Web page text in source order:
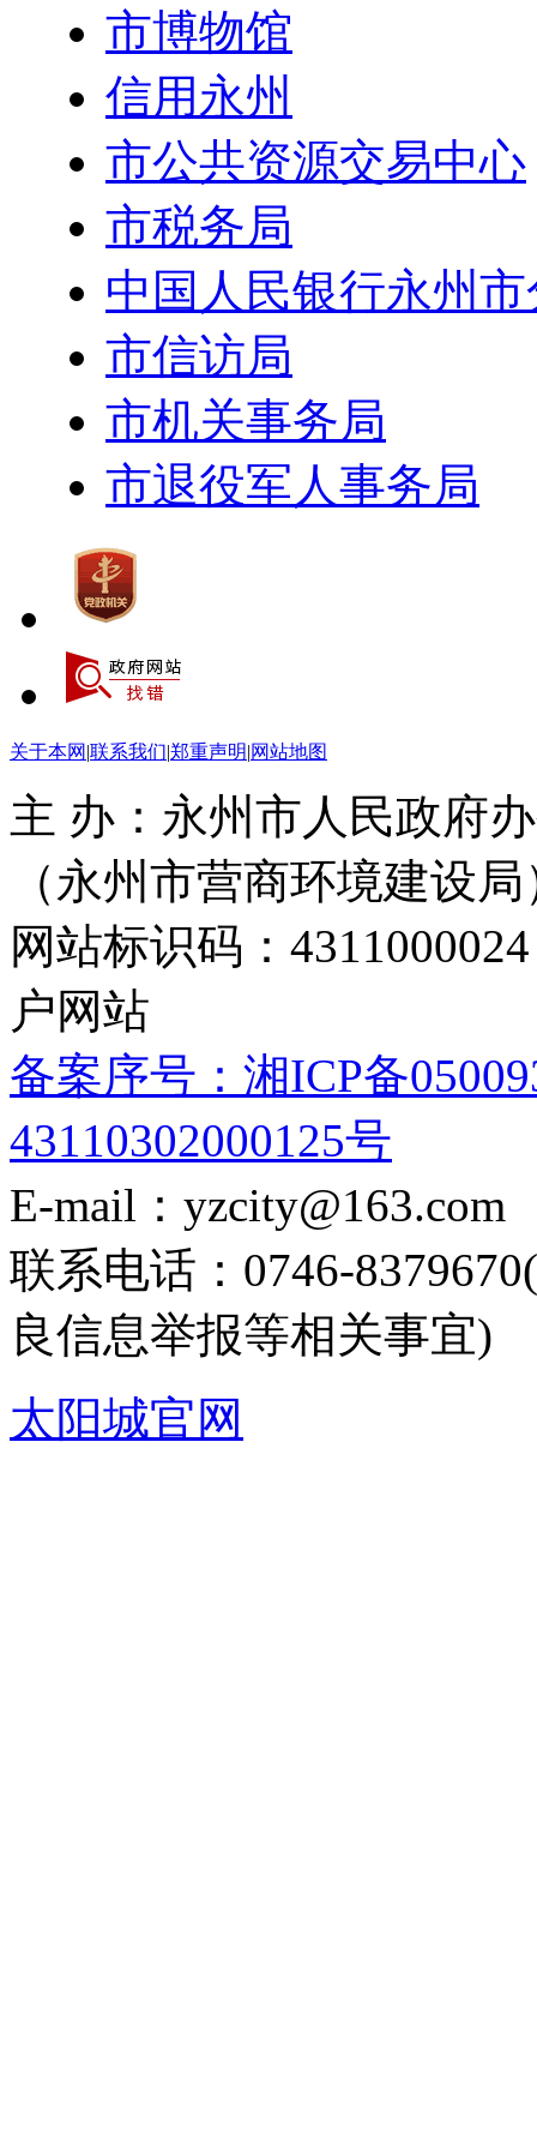
市博物馆
信用永州
市公共资源交易中心
市税务局
中国人民银行永州
市信访局
市机关事务局
市退役军人事务局
关于本网 |联系我们|郑重声明|网站地图
主 办：永州市人民政府
（永州市营商环境建设局
网站标识码：
户网站
备案序号：湘ICP备
43110302000125号
E-mail：yzcity@163.com
联系电话：0746-
良信息举报等相关事宜)
太阳城官网